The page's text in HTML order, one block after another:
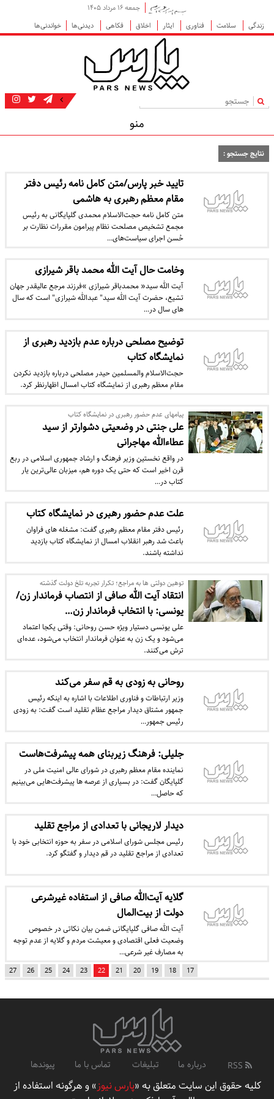
جمعه ۱۶ مرداد ۱۴۰۵
زندگی
سلامت فناوری ایثار اخلاق فکاهی دیدنی‌ها خواندنی‌ها
|
منو
نتایج جستجو :
تایید خبر پارس/متن کامل نامه‌ رئیس دفتر
مقام معظم رهبری به هاشمی
متن کامل نامه حجت‌الاسلام محمدی گلپایگانی به رئیس
مجمع تشخیص مصلحت نظام پیرامون مقررات نظارت بر
حُسن اجرای سیاست‌های…
وخامت حال آیت الله محمد باقر شیرازی
آیت الله سید« محمدباقر شیرازی »فرزند مرجع عالیقدر جهان
تشیع، حضرت آیت الله سید" عبدالله شیرازی" است که سال
های سال در…
توضیح مصلحی درباره عدم بازدید رهبری از
نمایشگاه کتاب
حجت‌الاسلام والمسلمین حیدر مصلحی درباره بازدید نکردن
مقام معظم رهبری از نمایشگاه کتاب امسال اظهارنظر کرد.
پیامهای عدم حضور رهبری در نمایشگاه کتاب
علی جنتی در وضعیتی دشوارتر از سید
عطاءالله مهاجرانی
در واقع نخستین وزیر فرهنگ و ارشاد جمهوری اسلامی در ربع
قرن اخیر است که حتی یک دوره هم، میزبان عالی‌ترین یار
کتاب در…
علت عدم حضور رهبری در نمایشگاه کتاب
رئیس دفتر مقام معظم رهبری گفت: ‌مشغله های فراوان
باعث شد رهبر انقلاب امسال از نمایشگاه کتاب بازدید
نداشته باشند.
توهین دولتی ها به مراجع؛ تکرار تجربه تلخ دولت گذشته
انتقاد آیت الله صافی از انتصاب فرماندار زن/
یونسی: با انتخاب فرماندار زن…
علی یونسی دستیار ویژه حسن روحانی: وقتی یکجا اعتماد
می‌شود و یک زن به عنوان فرماندار انتخاب می‌شود، عده‌ای
ترش می‌کنند.
روحانی به زودی به قم سفر می‌کند
وزیر ارتباطات و فناوری اطلاعات با اشاره به اینکه رئیس
جمهور مشتاق دیدار مراجع عظام تقلید است گفت: به زودی
رئیس جمهور…
جلیلی: فرهنگ زیربنای همه پیشرفت‌هاست
نماینده مقام معظم رهبری در شورای عالی امنیت ملی در
گلپایگان گفت: در بسیاری از عرصه ها پیشرفت‌هایی می‌بینیم
که حاصل…
دیدار لاریجانی با تعدادی از مراجع تقلید
رئیس مجلس شورای اسلامی در سفر به حوزه انتخابی خود با
تعدادی از مراجع تقلید در قم دیدار و گفتگو کرد.
گلایه آیت‌الله صافی از استفاده غیرشرعی
دولت از بیت‌المال
آیت الله صافی گلپایگانی ضمن بیان نکاتی در خصوص
وضعیت فعلی اقتصادی و معیشت مردم و گلایه از عدم توجه
به مصارف غیر شرعی…
17
18
19
20
21
22
23
24
25
26
27
درباره ما تبلیغات تماس با ما پیوندها
کلیه حقوق این سایت متعلق به «پارس نیوز» و هرگونه استفاده از